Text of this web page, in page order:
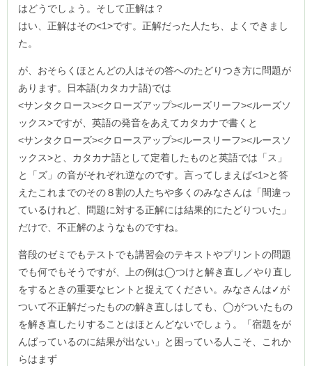
はどうでしょう。そして正解は？
はい、正解はその<1>です。正解だった人たち、よくできまし
た。
が、おそらくほとんどの人はその答へのたどりつき方に問題が
あります。日本語(カタカナ語)では
<サンタクロース><クローズアップ><ルーズリーフ><ルーズソ
ックス>ですが、英語の発音をあえてカタカナで書くと
<サンタクローズ><クロースアップ><ルースリーフ><ルースソ
ックス>と、カタカナ語として定着したものと英語では「ス」
と「ズ」の音がそれぞれ逆なのです。言ってしまえば<1>と答
えたこれまでのその８割の人たちや多くのみなさんは「間違っ
ているけれど、問題に対する正解には結果的にたどりついた」
だけで、不正解のようなものですね。
普段のゼミでもテストでも講習会のテキストやプリントの問題
でも何でもそうですが、上の例は◯つけと解き直し／やり直し
をするときの重要なヒントと捉えてください。みなさんは✓が
ついて不正解だったものの解き直しはしても、◯がついたもの
を解き直したりすることはほとんどないでしょう。「宿題をが
んばっているのに結果が出ない」と困っている人こそ、これか
らはまず